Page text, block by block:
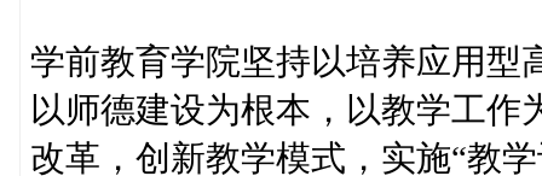
学前教育学院坚持以培养应用型
以师德建设为根本，以教学工
改革，创新教学模式，实施“教